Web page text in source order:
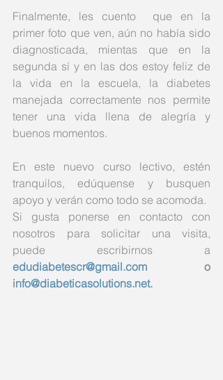
Finalmente, les cuento  que en la
primer foto que ven, aún no había sido
diagnosticada, mientas que en la
segunda sí y en las dos estoy feliz de
la vida en la escuela, la diabetes
manejada correctamente nos permite
tener una vida llena de alegría y
buenos momentos.
En este nuevo curso lectivo, estén
tranquilos, edúquense y busquen
apoyo y verán como todo se acomoda.
Si gusta ponerse en contacto con
nosotros para solicitar una visita,
edudiabetescr@gmail.com o
info@diabeticasolutions.net.